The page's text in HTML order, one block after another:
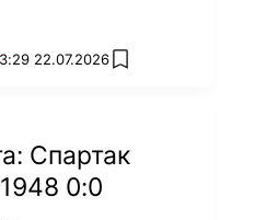
22.07.2026 add favorites
Спартак
Търнава - ЦСКА 1948 0:0